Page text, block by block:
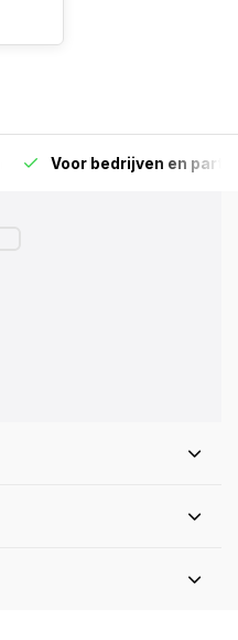
Voor bedrijven en